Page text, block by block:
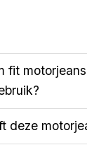
fit
deze